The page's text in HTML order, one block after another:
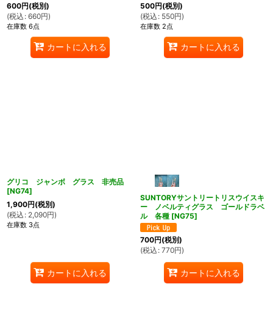
600円(税別)
(税込 : 660円)
在庫数 6点
カートに入れる
500円(税別)
(税込 : 550円)
在庫数 2点
カートに入れる
グリコ ジャンボ グラス 非売品
[NG74]
1,900円(税別)
(税込 : 2,090円)
在庫数 3点
カートに入れる
SUNTORYサントリートリスウイスキ
ー ノベルティグラス ゴールドラベ
ル 各種 [NG75]
700円(税別)
(税込 : 770円)
カートに入れる